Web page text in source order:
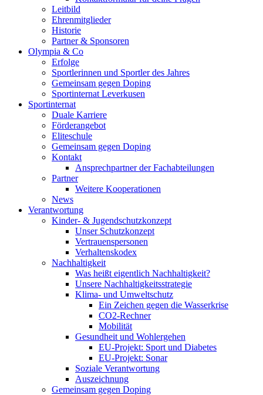
Leitbild
Ehrenmitglieder
Historie
Partner & Sponsoren
Olympia & Co
Erfolge
Sportlerinnen und Sportler des Jahres
Gemeinsam gegen Doping
Sportinternat Leverkusen
Sportinternat
Duale Karriere
Förderangebot
Eliteschule
Gemeinsam gegen Doping
Kontakt
Ansprechpartner der Fachabteilungen
Partner
Weitere Kooperationen
News
Verantwortung
Kinder- & Jugendschutzkonzept
Unser Schutzkonzept
Vertrauenspersonen
Verhaltenskodex
Nachhaltigkeit
Was heißt eigentlich Nachhaltigkeit?
Unsere Nachhaltigkeitsstrategie
Klima- und Umweltschutz
Ein Zeichen gegen die Wasserkrise
CO2-Rechner
Mobilität
Gesundheit und Wohlergehen
EU-Projekt: Sport und Diabetes
EU-Projekt: Sonar
Soziale Verantwortung
Auszeichnung
Gemeinsam gegen Doping